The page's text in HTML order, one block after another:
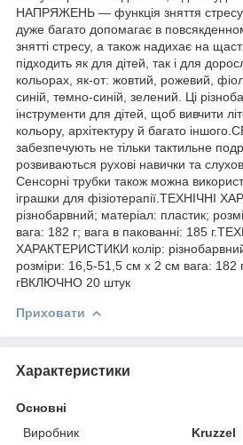
НАПРЯЖЕНЬ — функція зняття стресу!
дуже багато допомагає в
знятті стресу, а також надихає на
підходить як для дітей, так і для
кольорах, як-от: жовтий, рожевий,
синій, темно-синій, зелений. Ці
інструменти для дітей, щоб вивчити
кольору, архітектуру й багато
забезпечують не тільки тактильне
розвиваються рухові навички та
Сенсорні трубки також можна
іграшки для фізіотерапії.ТЕХНІЧНІ
різнобарвний; матеріал: пластик;
вага: 182 г; вага в пакованні: 185
ХАРАКТЕРИСТИКИ колір:
розміри: 16,5-51,5 см х 2 см вага: 182
гВКЛЮЧНО 20 штук
Приховати
Характеристики
Основні
Виробник
Kruzzel